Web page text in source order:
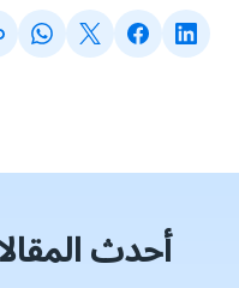
أحدث